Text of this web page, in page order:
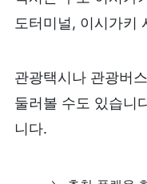
도터미널, 이시가키
관광택시나 관광버
둘러볼 수도 있습니
니다.